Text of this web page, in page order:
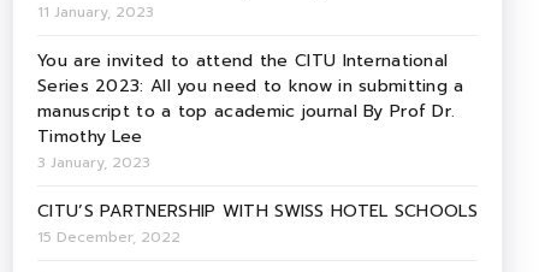
11 January, 2023
You are invited to attend the CITU International
Series 2023: All you need to know in submitting a
manuscript to a top academic journal By Prof Dr.
Timothy Lee
3 January, 2023
CITU’S PARTNERSHIP WITH SWISS HOTEL SCHOOLS
15 December, 2022